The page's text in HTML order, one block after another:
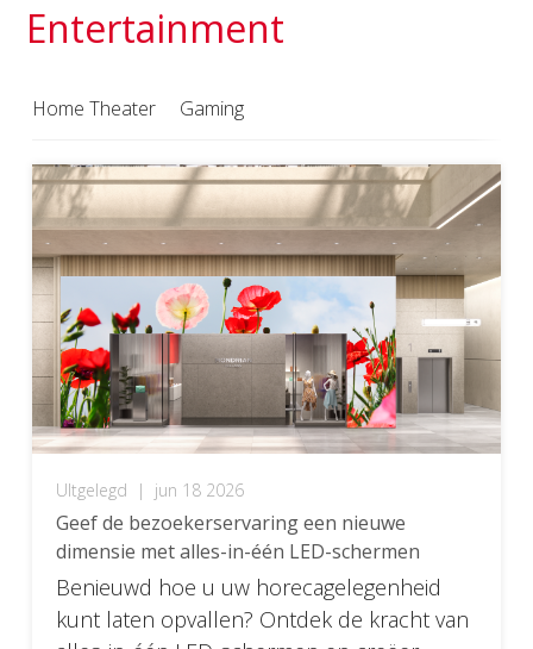
Entertainment
Home Theater Gaming
UItgelegd | jun 18 2026
Geef de bezoekerservaring een nieuwe
dimensie met alles-in-één LED-schermen
Benieuwd hoe u uw horecagelegenheid
kunt laten opvallen? Ontdek de kracht van